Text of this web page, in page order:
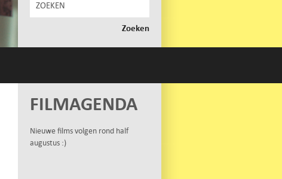
FILMAGENDA
Nieuwe films volgen rond half
augustus :)